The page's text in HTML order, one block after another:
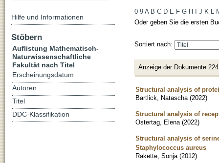
0-9 A B C D E F G H J K L
Oder geben Sie die ersten
Sortiert nach:
Anzeige der Dokumente
Structural analysis of
Bartlick, Natascha (2022)
Structural analysis of
Ostertag, Elena (2022)
Structural analysis of
Staphylococcus aureus
Rakette, Sonja (2012)
Hilfe und Informationen
Stöbern
Auflistung Mathematisch-
Naturwissenschaftliche
Fakultät nach Titel
Erscheinungsdatum
Autoren
Titel
DDC-Klassifikation